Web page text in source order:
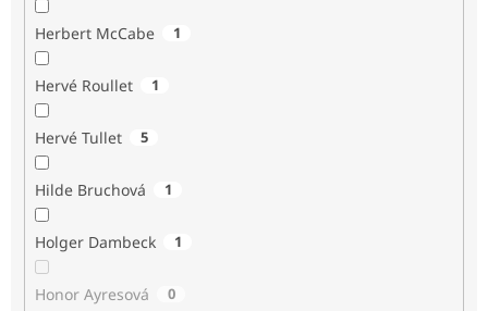
Herbert McCabe 1
Hervé Roullet 1
Hervé Tullet 5
Hilde Bruchová 1
Holger Dambeck 1
Honor Ayresová 0